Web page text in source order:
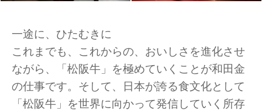
一途に、ひたむきに
これまでも、これからの、おいしさを進化させ
ながら、「松阪牛」を極めていくことが和田金
の仕事です。そして、日本が誇る食文化として
「松阪牛」を世界に向かって発信していく所存